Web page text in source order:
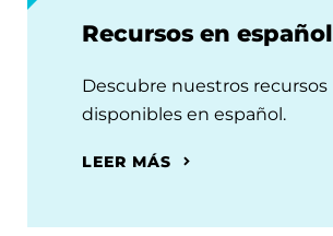
Recursos en español
Descubre nuestros recursos
disponibles en español.
LEER MÁS